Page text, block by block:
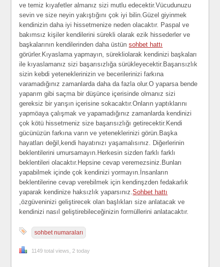
ve temiz kıyafetler almanız sizi mutlu edecektir.Vücudunuzu
sevin ve size neyin yakıştığını çok iyi bilin.Güzel giyinmek
kendinizin daha iyi hissetmenize neden olacaktır. Paspal ve
bakımsız kişiler kendilerini sürekli olarak ezik hissederler ve
başkalarının kendilerinden daha üstünsohbet hattı
görürler.Kıyaslama yapmayın, sürekliolarak kendinizi başkaları
ile kıyaslamanız sizi başarısızlığa sürükleyecektir.Başarısızlık
sizin kebdi yeteneklerinizin ve becerilerinizi farkına
varamadığınız zamanlarda daha da fazla olur.O yaparsa bende
yaparım gibi saçma bir düşünce içerisinde olmanız sizi
gereksiz bir yarışın içerisine sokacaktır.Onların yaptıklarını
yapmöaya çalışmak ve yapamadığınız zamanlarda kendinizi
çok kötü hissetmeniz size başarısızlığı getirecektir.Kendi
gücünüzün farkına varın ve yeteneklerinizi görün.Başka
hayatları değil,kendi hayatınızı yaşamalısınız. Diğerlerinin
beklentilerini umursamayın.Herkesin sizden farklı farklı
beklentileri olacaktır.Hepsine cevap veremezsiniz.Bunları
yapabilmek içinde çok kendinizi yormayın.İnsanların
beklentilerine cevap verebilmek için kendinşzden fedakarlık
yaparak kendinize haksızlık yaparsınız.Sohbet hattı
,özgüveninizi geliştirecek olan başlıkları size anlatacak ve
kendinizi nasıl geliştirebileceğinizin formüllerini anlatacaktır.
sohbet numaraları
1149 total views, 2 today